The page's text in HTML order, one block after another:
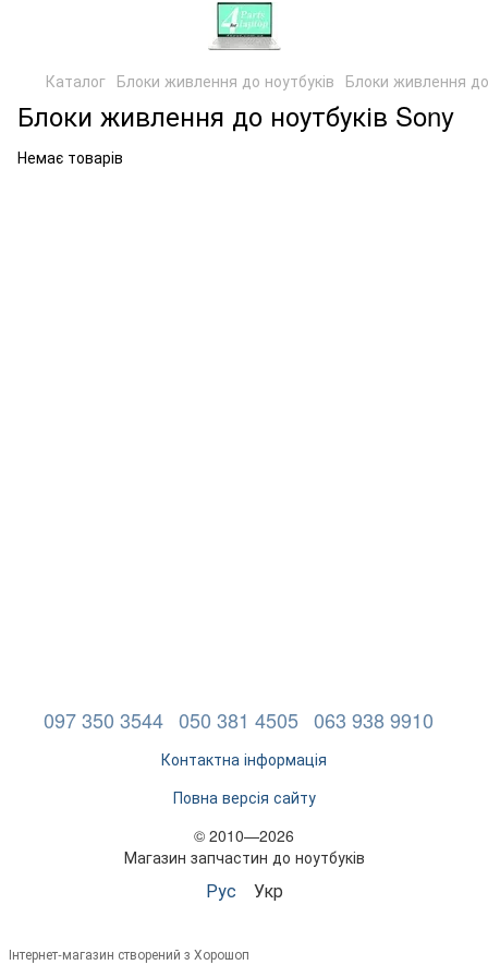
Каталог Блоки живлення до ноутбуків Блоки живлення
Блоки живлення до ноутбуків Sony
Немає товарів
097 350 3544 050 381 4505 063 938 9910
Контактна інформація
Повна версія сайту
© 2010—2026
Магазин запчастин до ноутбуків
Рус Укр
Інтернет-магазин створений з Хорошоп